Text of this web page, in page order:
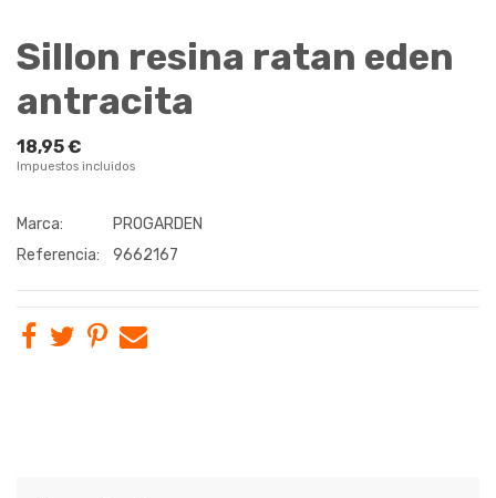
Sillon resina ratan eden
antracita
18,95 €
Impuestos incluidos
Marca:
PROGARDEN
Referencia:
9662167